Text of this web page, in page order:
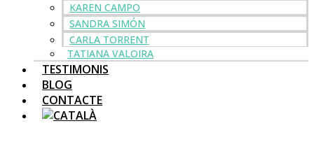
KAREN CAMPO
SANDRA SIMÓN
CARLA TORRENT
TATIANA VALOIRA
TESTIMONIS
BLOG
CONTACTE